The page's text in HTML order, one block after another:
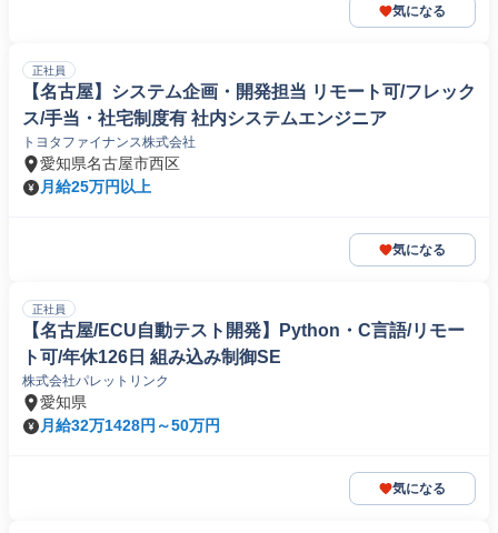
気になる
正社員
【名古屋】システム企画・開発担当 リモート可/フレック
ス/手当・社宅制度有 社内システムエンジニア
トヨタファイナンス株式会社
愛知県名古屋市西区
月給25万円以上
気になる
正社員
【名古屋/ECU自動テスト開発】Python・C言語/リモー
ト可/年休126日 組み込み制御SE
株式会社パレットリンク
愛知県
月給32万1428円～50万円
気になる